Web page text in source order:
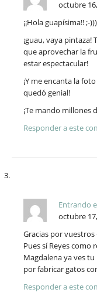
octubre
¡¡Hola guapísima!! ;-)))
¡guau, vaya
que aprovechar la
estar espectacular!
¡Y me encanta la
quedó genial!
¡Te mando millones
Responder a este
Entrando
octubre
Gracias por
Pues sí Reyes
Magdalena ya ves
por fabricar gatos
Responder a este